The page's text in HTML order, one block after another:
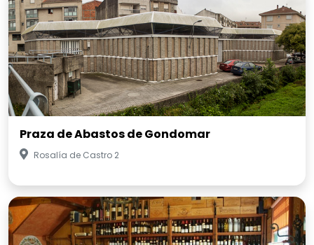
Praza de Abastos de Gondomar
Rosalía de Castro 2